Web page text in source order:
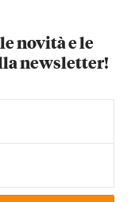
novità e le
newsletter!